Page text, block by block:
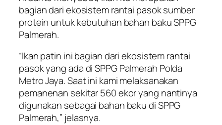
bagian dari ekosistem rantai pasok sumber
protein untuk kebutuhan bahan baku SPPG
Palmerah.
“Ikan patin ini bagian dari ekosistem rantai
pasok yang ada di SPPG Palmerah Polda
Metro Jaya. Saat ini kami melaksanakan
pemanenan sekitar 560 ekor yang nantinya
digunakan sebagai bahan baku di SPPG
Palmerah,” jelasnya.